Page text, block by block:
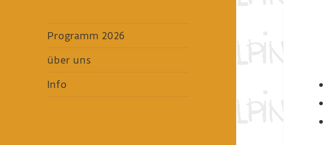
Programm 2026
über uns
Info